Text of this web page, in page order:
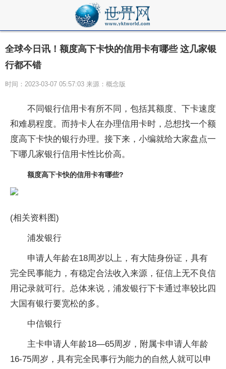
全球今日讯！额度高下卡快的信用卡有哪些 这几家银
行都不错
时间：2023-03-07 05:57:03 来源：概念版
不同银行信用卡有所不同，包括其额度、下卡速度
和难易程度。而持卡人在办理信用卡时，总想找一个额
度高下卡快的银行办理。接下来，小编就给大家盘点一
下哪几家银行信用卡性比价高。
额度高下卡快的信用卡有哪些?
(相关资料图)
浦发银行
申请人年龄在18周岁以上，有大陆身份证，具有
完全民事能力，有稳定合法收入来源，征信上无不良信
用记录就可行。总体来说，浦发银行下卡通过率较比四
大国有银行要宽松的多。
中信银行
主卡申请人年龄18—65周岁，附属卡申请人年龄
16-75周岁，具有完全民事行为能力的自然人就可以申